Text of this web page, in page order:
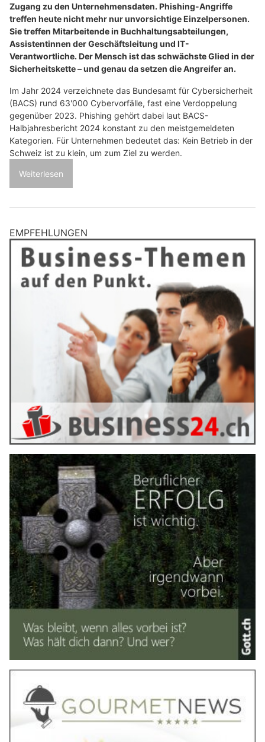
Zugang zu den Unternehmensdaten. Phishing-Angriffe
treffen heute nicht mehr nur unvorsichtige Einzelpersonen.
Sie treffen Mitarbeitende in Buchhaltungsabteilungen,
Assistentinnen der Geschäftsleitung und IT-
Verantwortliche. Der Mensch ist das schwächste Glied in der
Sicherheitskette – und genau da setzen die Angreifer an.
Im Jahr 2024 verzeichnete das Bundesamt für Cybersicherheit
(BACS) rund 63'000 Cybervorfälle, fast eine Verdoppelung
gegenüber 2023. Phishing gehört dabei laut BACS-
Halbjahresbericht 2024 konstant zu den meistgemeldeten
Kategorien. Für Unternehmen bedeutet das: Kein Betrieb in der
Schweiz ist zu klein, um zum Ziel zu werden.
Weiterlesen
EMPFEHLUNGEN